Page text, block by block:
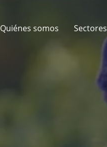
Quiénes somos Sectores